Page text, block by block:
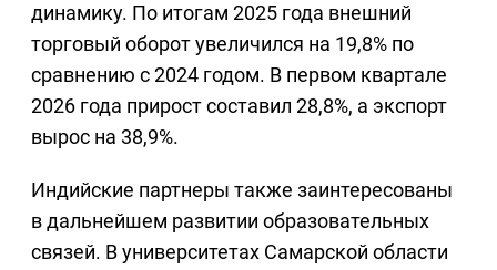
динамику. По итогам 2025 года внешний
торговый оборот увеличился на 19,8% по
сравнению с 2024 годом. В первом квартале
2026 года прирост составил 28,8%, а экспорт
вырос на 38,9%.
Индийские партнеры также заинтересованы
в дальнейшем развитии образовательных
связей. В университетах Самарской области